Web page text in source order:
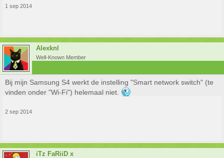
1 sep 2014
Alexknl
Well-Known Member
Bij mijn Samsung S4 werkt de instelling "Smart network switch" (te
vinden onder "Wi-Fi") helemaal niet.
2 sep 2014
iTz FaRiiD x